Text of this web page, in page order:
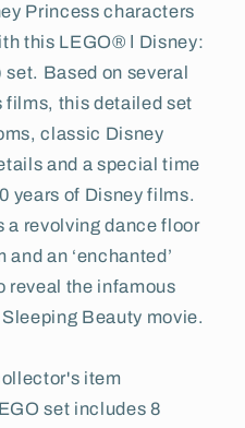
Princess characters
this LEGO® ǀ Disney:
Based on several
films, this detailed set
classic Disney
and a special time
years of Disney films.
a revolving dance floor
an ‘enchanted’
reveal the infamous
Beauty movie.
item
set includes 8